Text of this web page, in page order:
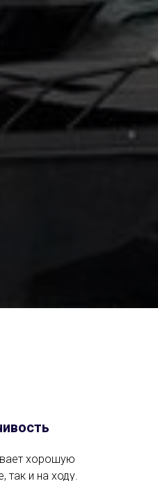
хорошую
так и на ходу.